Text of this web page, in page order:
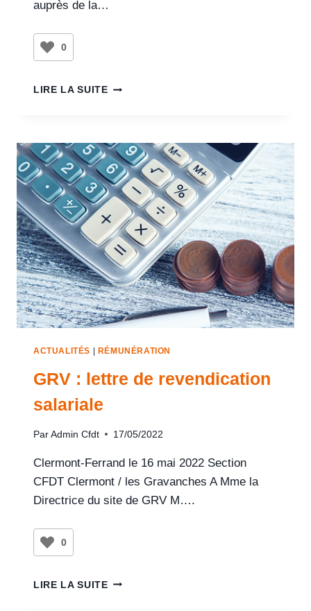
auprès de la…
0
LIRE LA SUITE
ACTUALITÉS RÉMUNÉRATION
GRV : lettre de revendication
salariale
Par Admin Cfdt 17/05/2022
Clermont-Ferrand le 16 mai 2022 Section
CFDT Clermont / les Gravanches A Mme la
Directrice du site de GRV M….
0
LIRE LA SUITE